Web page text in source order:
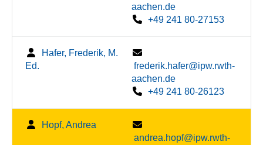
aachen.de
+49 241 80-27153
Hafer, Frederik, M.
Ed.
frederik.hafer@ipw.rwth-
aachen.de
+49 241 80-26123
Hopf, Andrea
andrea.hopf@ipw.rwth-